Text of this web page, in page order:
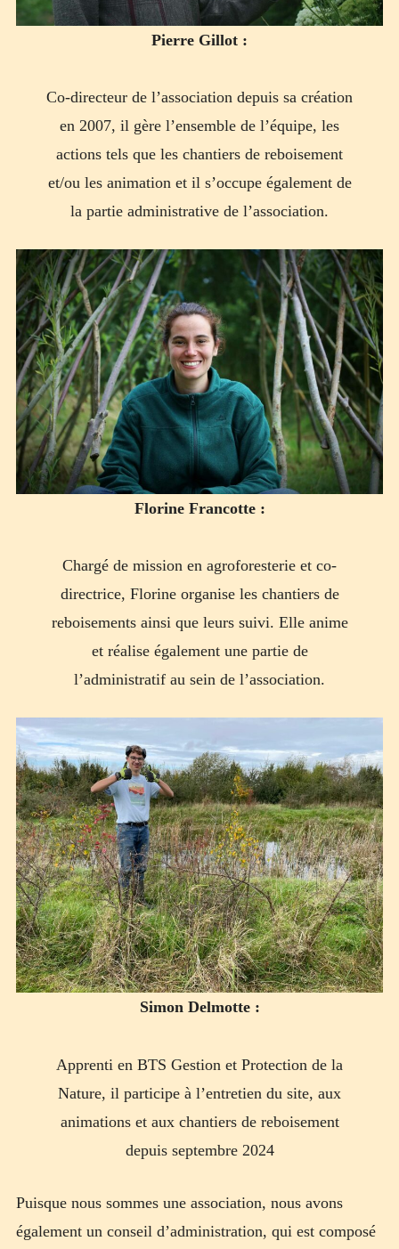
Pierre Gillot :
Co-directeur de l’association depuis sa création
en 2007, il gère l’ensemble de l’équipe, les
actions tels que les chantiers de reboisement
et/ou les animation et il s’occupe également de
la partie administrative de l’association.
Florine Francotte :
Chargé de mission en agroforesterie et co-
directrice, Florine organise les chantiers de
reboisements ainsi que leurs suivi. Elle anime
et réalise également une partie de
l’administratif au sein de l’association.
Simon Delmotte :
Apprenti en BTS Gestion et Protection de la
Nature, il participe à l’entretien du site, aux
animations et aux chantiers de reboisement
depuis septembre 2024
Puisque nous sommes une association, nous avons
également un conseil d’administration, qui est composé